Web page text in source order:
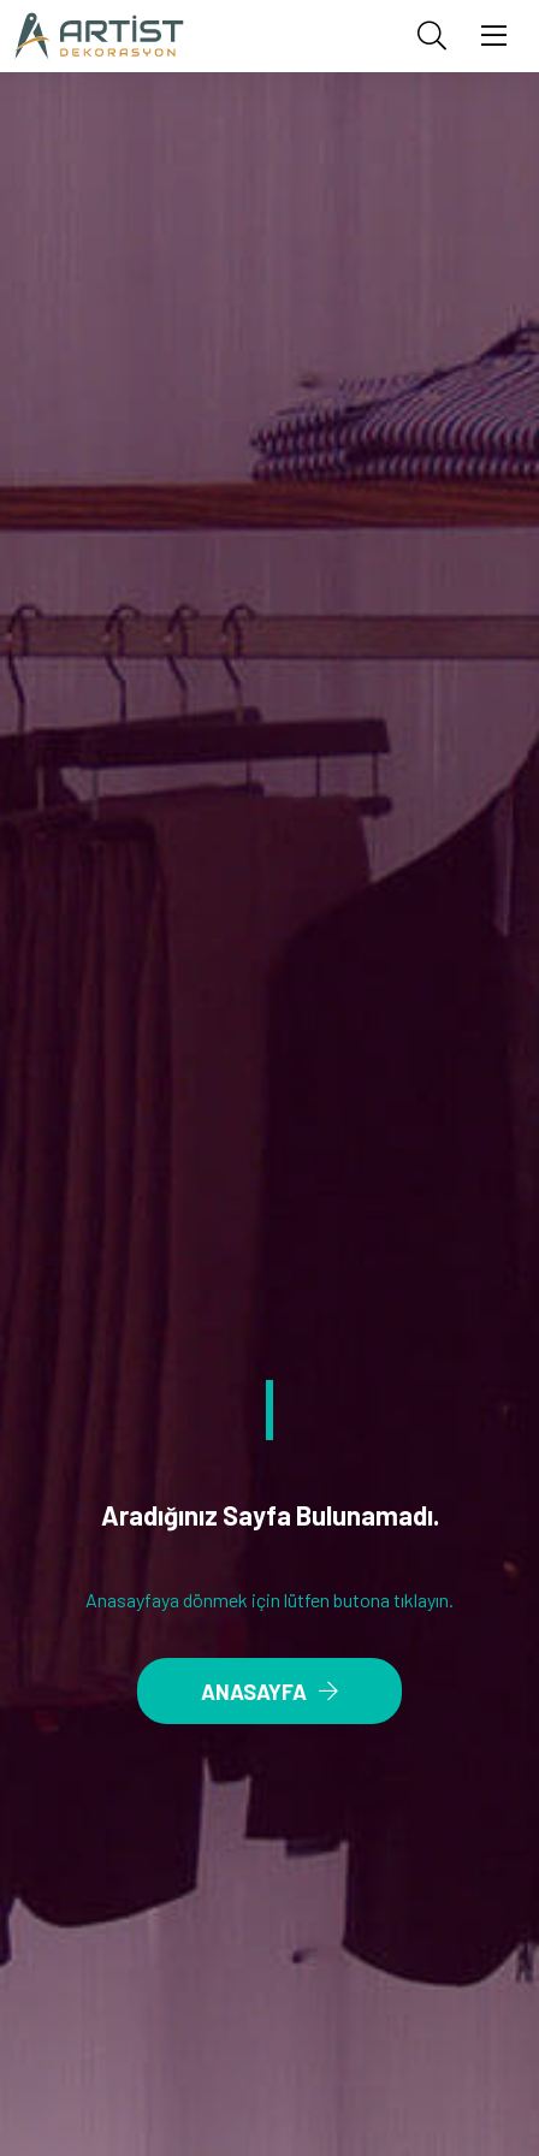
Aradığınız Sayfa Bulunamadı.
Anasayfaya dönmek için lütfen butona tıklayın.
ANASAYFA